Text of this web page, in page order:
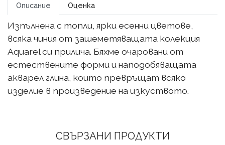
Описание Оценка
Изпълнена с топли, ярки есенни цветове,
всяка чиния от зашеметяващата колекция
Aquarel си прилича. Бяхме очаровани от
естествените форми и наподобяващата
акварел глина, които превръщат всяко
изделие в произведение на изкуството.
СВЪРЗАНИ ПРОДУКТИ